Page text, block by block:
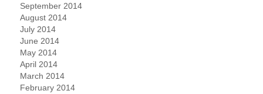
September 2014
August 2014
July 2014
June 2014
May 2014
April 2014
March 2014
February 2014